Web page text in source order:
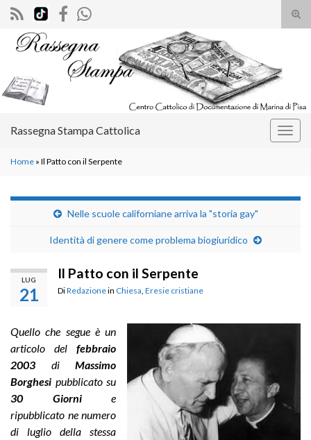
il
Search for:
Rassegna Stampa Cattolica
Home » Il Patto con il Serpente
Nelle scuole californiane arriva la "storia gay"
Identità di genere come problema biogiuridico
LUG
21
Il Patto con il Serpente
DiRedazionein Chiesa Eresie cristiane
Quello che segue è un
articolo del febbraio
2003 di Massimo
Borghesi pubblicato su
30 Giornie
ripubblicato ne numero
di luglio della stessa